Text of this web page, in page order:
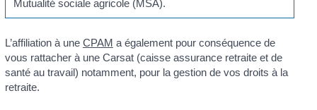
Mutualité sociale agricole (MSA).
L’affiliation à une CPAM a également pour conséquence de
vous rattacher à une Carsat (caisse assurance retraite et de
santé au travail) notamment, pour la gestion de vos droits à la
retraite.